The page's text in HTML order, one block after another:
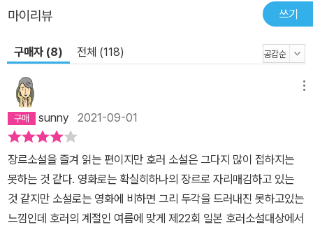
마이리뷰 쓰기
구매자 (8) 전체 (118)
sunny 2021-09-01
장르소설을 즐겨 읽는 편이지만 호러 소설은 그다지 많이 접하지는
못하는 것 같다. 영화로는 확실히하나의 장르로 자리매김하고 있는
것 같지만 소설로는 영화에 비하면 그리 두각을 드러내진 못하고있는
느낌인데 호러의 계절인 여름에 맞게 제22회 일본 호러소설대상에서